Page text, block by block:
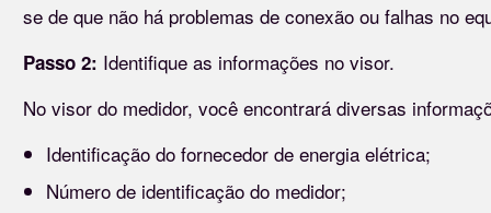
se de que não há problemas de conexão ou falhas no
Passo 2: Identifique as informações no visor.
No visor do medidor, você encontrará diversas
Identificação do fornecedor de energia elétrica;
Número de identificação do medidor;